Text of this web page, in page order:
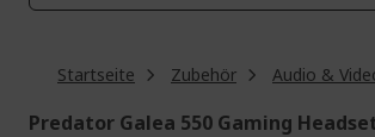
Startseite Zubehör Audio &
Predator Galea 550 Gaming